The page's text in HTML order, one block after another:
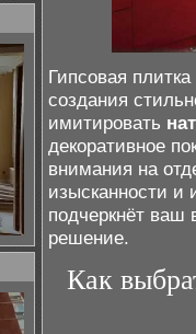
Гипсовая
создания
имитировать
декоративное
внимания на
изысканности и
подчеркнёт ваш
решение.
Как